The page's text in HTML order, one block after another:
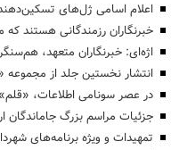
اعلام اسامی ژل‌های
خبرنگاران رزمندگانی هستند
اژه‌ای: خبرنگاران متعهد،
انتشار نخستین جلد از مجموعه
در عصر سونامی اطلاعات،
جزئیات مراسم بزرگ جاماندگان
تمهیدات و ویژه برنامه‌های